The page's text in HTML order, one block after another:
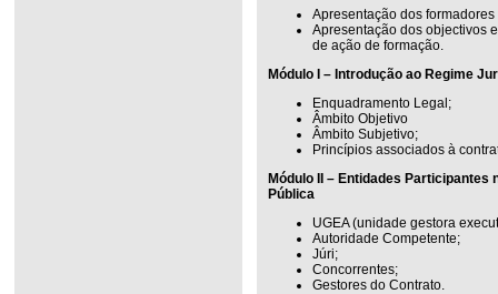
Apresentação dos
Apresentação dos objectivos
de ação de formação.
Módulo I – Introdução ao Regime
Enquadramento Legal;
Âmbito Objetivo
Âmbito Subjetivo;
Princípios associados à
Módulo II – Entidades Participantes
Pública
UGEA (unidade gestora
Autoridade Competente;
Júri;
Concorrentes;
Gestores do Contrato.